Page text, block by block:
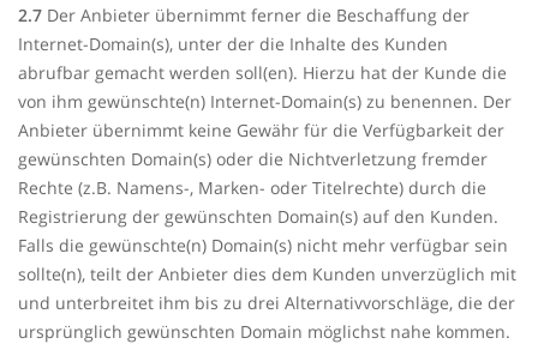
2.7 Der Anbieter übernimmt ferner die Beschaffung der
Internet-Domain(s), unter der die Inhalte des Kunden
abrufbar gemacht werden soll(en). Hierzu hat der Kunde die
von ihm gewünschte(n) Internet-Domain(s) zu benennen. Der
Anbieter übernimmt keine Gewähr für die Verfügbarkeit der
gewünschten Domain(s) oder die Nichtverletzung fremder
Rechte (z.B. Namens-, Marken- oder Titelrechte) durch die
Registrierung der gewünschten Domain(s) auf den Kunden.
Falls die gewünschte(n) Domain(s) nicht mehr verfügbar sein
sollte(n), teilt der Anbieter dies dem Kunden unverzüglich mit
und unterbreitet ihm bis zu drei Alternativvorschläge, die der
ursprünglich gewünschten Domain möglichst nahe kommen.